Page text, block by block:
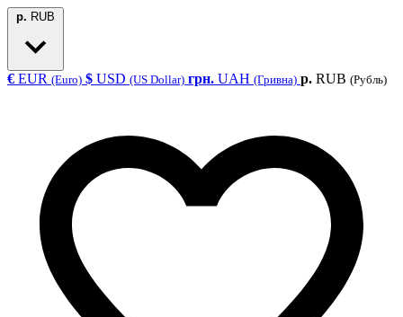
р. RUB
€ EUR (Euro) $ USD (US Dollar) грн. UAH (Гривна) р. RUB (Рубль)